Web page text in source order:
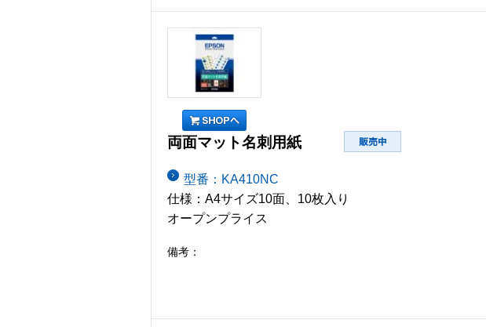
両面マット名刺用紙
型番：KA410NC
仕様：A4サイズ10面、10枚入り
オープンプライス
備考：